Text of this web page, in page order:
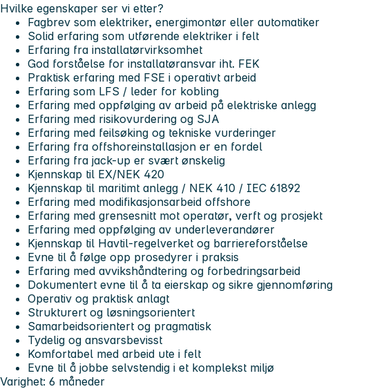
Hvilke egenskaper ser vi etter?
Fagbrev som elektriker, energimontør eller automatiker
Solid erfaring som utførende elektriker i felt
Erfaring fra installatørvirksomhet
God forståelse for installatøransvar iht. FEK
Praktisk erfaring med FSE i operativt arbeid
Erfaring som LFS / leder for kobling
Erfaring med oppfølging av arbeid på elektriske anlegg
Erfaring med risikovurdering og SJA
Erfaring med feilsøking og tekniske vurderinger
Erfaring fra offshoreinstallasjon er en fordel
Erfaring fra jack-up er svært ønskelig
Kjennskap til EX/NEK 420
Kjennskap til maritimt anlegg / NEK 410 / IEC 61892
Erfaring med modifikasjonsarbeid offshore
Erfaring med grensesnitt mot operatør, verft og prosjekt
Erfaring med oppfølging av underleverandører
Kjennskap til Havtil-regelverket og barriereforståelse
Evne til å følge opp prosedyrer i praksis
Erfaring med avvikshåndtering og forbedringsarbeid
Dokumentert evne til å ta eierskap og sikre gjennomføring
Operativ og praktisk anlagt
Strukturert og løsningsorientert
Samarbeidsorientert og pragmatisk
Tydelig og ansvarsbevisst
Komfortabel med arbeid ute i felt
Evne til å jobbe selvstendig i et komplekst miljø
Varighet: 6 måneder